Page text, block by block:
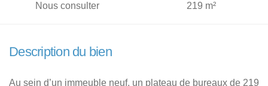
Nous consulter 219 m²
Description du bien
Au sein d’un immeuble neuf, un plateau de bureaux de 219